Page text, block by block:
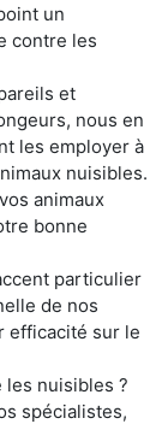
un
contre les
et
nous en
les employer à
nuisibles.
animaux
bonne
particulier
de nos
efficacité sur le
les nuisibles ?
spécialistes,